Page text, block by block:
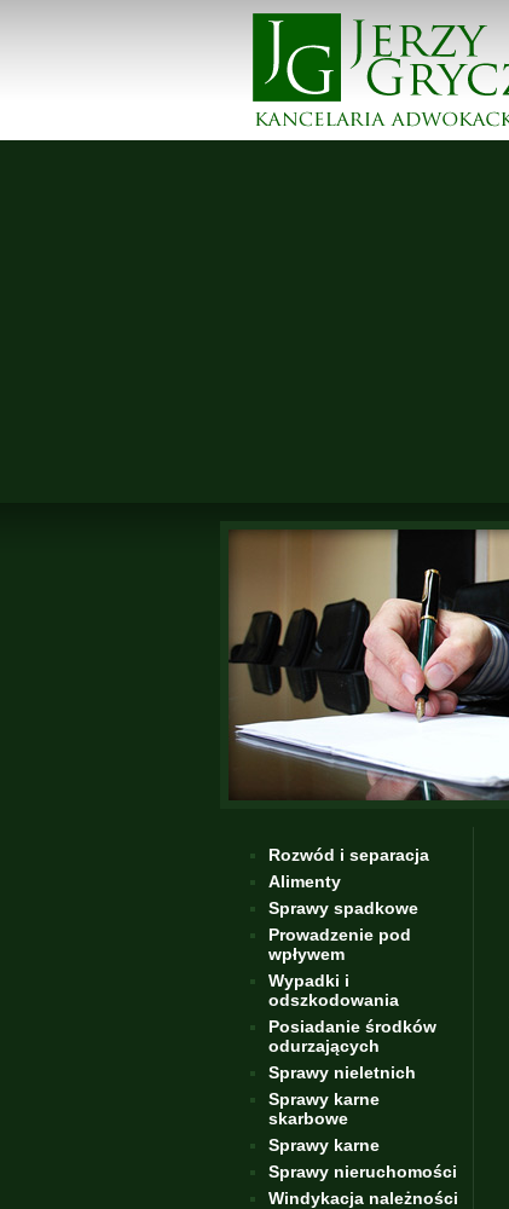
Rozwód i separacja
Alimenty
Sprawy spadkowe
Prowadzenie pod
wpływem
Wypadki i
odszkodowania
Posiadanie środków
odurzających
Sprawy nieletnich
Sprawy karne
skarbowe
Sprawy karne
Sprawy nieruchomości
Windykacja należności